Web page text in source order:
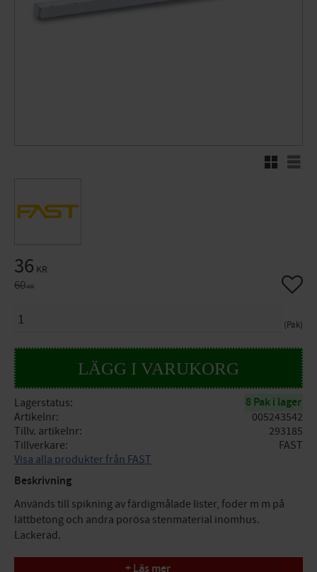
Rutnätsvy
Nedsatt pris:
36 KR
Ordinarie pris:
60KR
Pak
Lägg
Lagerstatus 8 Pak i lager
Artikelnr
005243542
Tillv. artikelnr
293185
Tillverkare
FAST
Visa alla produkter från FAST
Beskrivning
Används till spikning av färdigmålade lister, foder m m på
lättbetong och andra porösa stenmaterial inomhus.
Lackerad.
Specifikationer
+ Läs mer